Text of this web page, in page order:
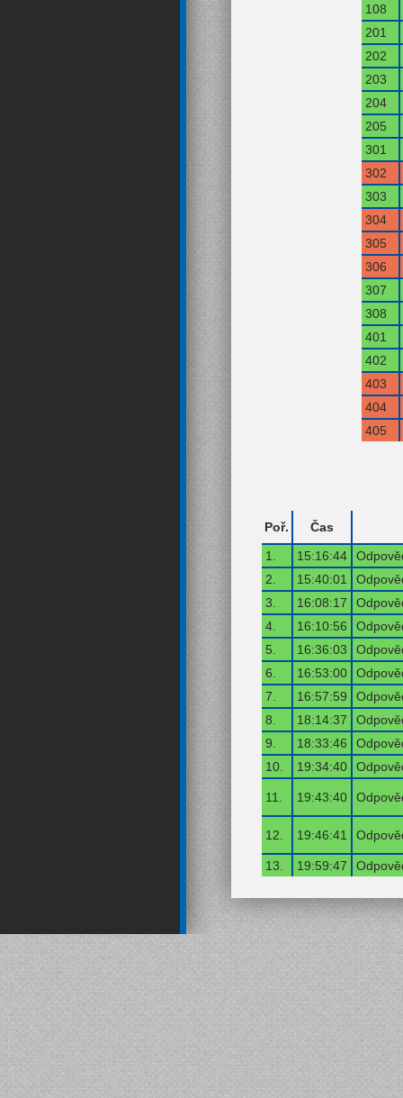
108
201
202
203
204
205
301
302
303
304
305
306
307
308
401
402
403
404
405
Poř.
Čas
1.
15:16:44
2.
15:40:01
3.
16:08:17
4.
16:10:56
5.
16:36:03
6.
16:53:00
7.
16:57:59
8.
18:14:37
9.
18:33:46
10.
19:34:40
11. 19:43:40
12. 19:46:41
13. 19:59:47